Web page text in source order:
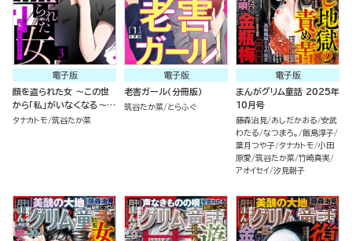
電子版
顔を盗られた女 ～この世
から「私」がいなくなる～
（3）
タナカトモ 筑谷たか菜
電子版
老害ガール（分冊版）
筑谷たか菜 とらふぐ
電子版
まんがグリム童話 2025年
10月号
藤森治見 あしだかおる 安武
わたる なつまろ。
飯島淳子
葉月つや子 タナカトモ 小田
原愛 筑谷たか菜 竹崎真実
アオイセイ 汐見朝子